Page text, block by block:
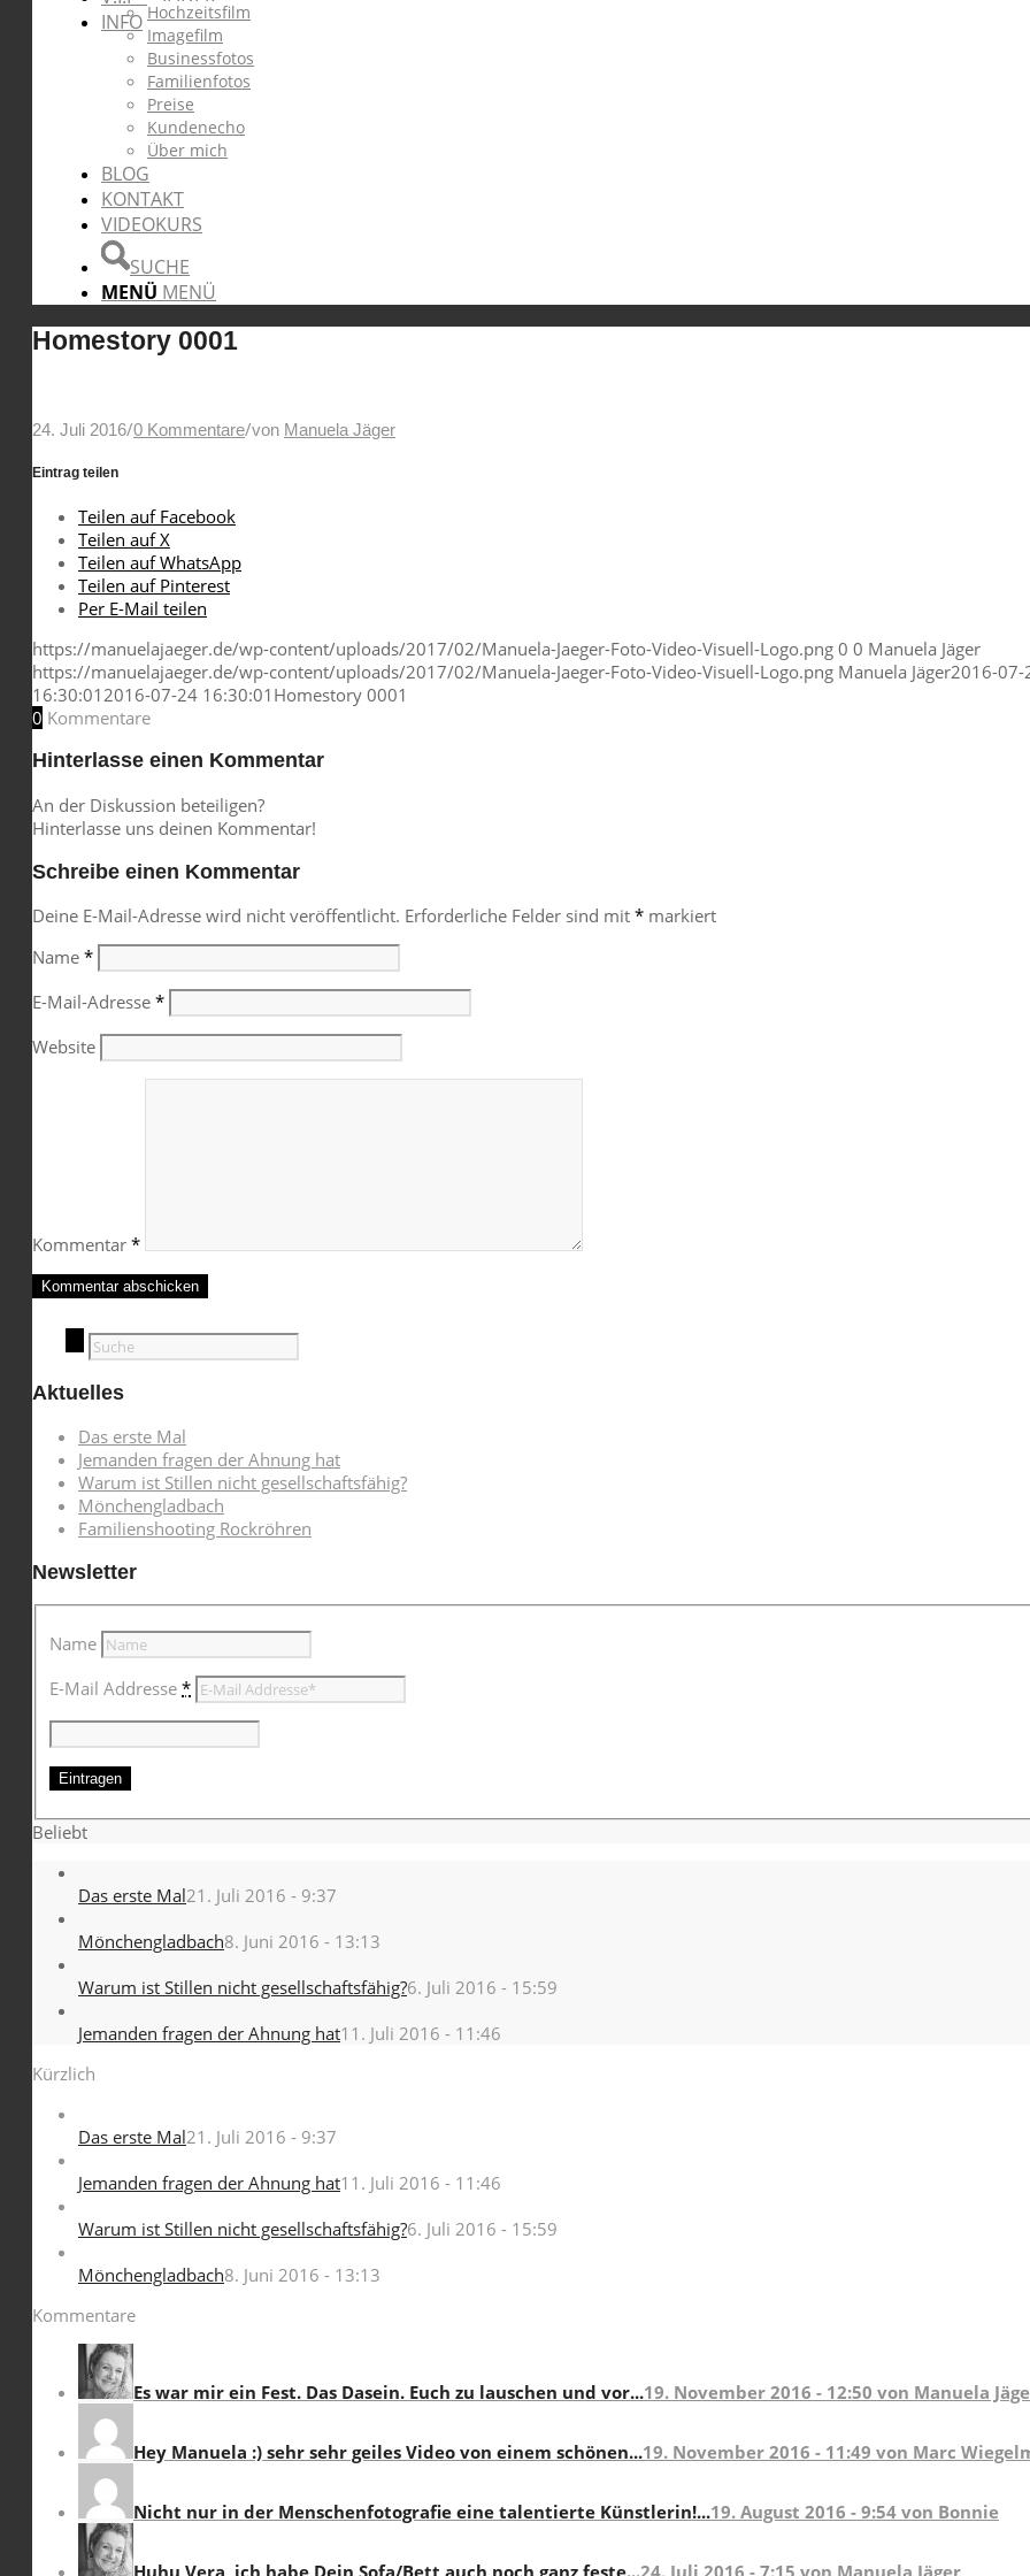
INFO Hochzeitsfilm
Imagefilm
Businessfotos
Familienfotos
Preise
Kundenecho
Über mich
BLOG
KONTAKT
VIDEOKURS
SUCHE
MENÜ MENÜ
Homestory 0001
24. Juli 2016/0 Kommentare/von Manuela Jäger
Eintrag teilen
Teilen auf Facebook
Teilen auf X
Teilen auf WhatsApp
Teilen auf Pinterest
Per E-Mail teilen
https://manuelajaeger.de/wp-content/uploads/2017/02/Manuela-Jaeger-Foto-Video-Visuell-Logo.png 0 0 Manuela Jäger
https://manuelajaeger.de/wp-content/uploads/2017/02/Manuela-Jaeger-Foto-Video-Visuell-Logo.png Manuela Jäger2016-07-
16:30:01 2016-07-24 16:30:01 Homestory 0001
0 Kommentare
Hinterlasse einen Kommentar
An der Diskussion beteiligen?
Hinterlasse uns deinen Kommentar!
Schreibe einen Kommentar
Deine E-Mail-Adresse wird nicht veröffentlicht. Erforderliche Felder sind mit * markiert
Name *
E-Mail-Adresse *
Website
Kommentar *
Aktuelles
Das erste Mal
Jemanden fragen der Ahnung hat
Warum ist Stillen nicht gesellschaftsfähig?
Mönchengladbach
Familienshooting Rockröhren
Newsletter
Name
E-Mail Addresse*
Beliebt
Das erste Mal21. Juli 2016 - 9:37
Mönchengladbach8. Juni 2016 - 13:13
Warum ist Stillen nicht gesellschaftsfähig?6. Juli 2016 - 15:59
Jemanden fragen der Ahnung hat11. Juli 2016 - 11:46
Kürzlich
Das erste Mal21. Juli 2016 - 9:37
Jemanden fragen der Ahnung hat11. Juli 2016 - 11:46
Warum ist Stillen nicht gesellschaftsfähig?6. Juli 2016 - 15:59
Mönchengladbach8. Juni 2016 - 13:13
Kommentare
Es war mir ein Fest. Das Dasein. Euch zu lauschen und vor...19. November 2016 - 12:50 von Manuela
Hey Manuela :) sehr sehr geiles Video von einem schönen...19. November 2016 - 11:49 von Marc
Nicht nur in der Menschenfotografie eine talentierte Künstlerin!...19. August 2016 - 9:54 von Bonnie
Huhu Vera, ich habe Dein Sofa/Bett auch noch ganz feste...24. Juli 2016 - 7:15 von Manuela Jäger